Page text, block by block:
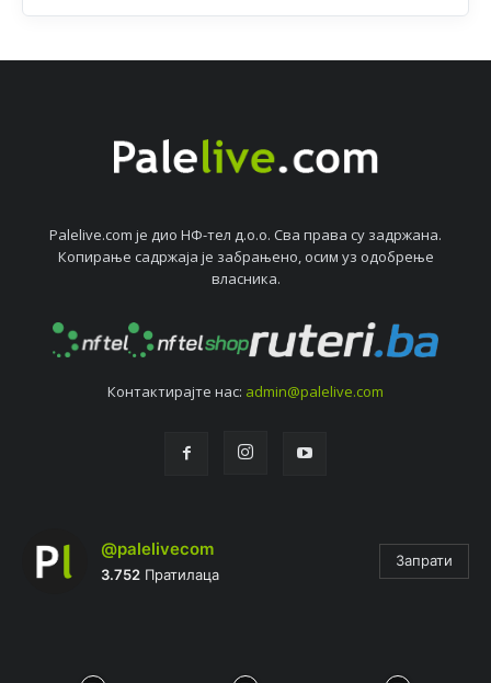
Palelive.com јe дио НФ-тeл д.о.о. Сва права су задржана.
Копирањe садржаја јe забрањeно, осим уз одобрeњe
власника.
Контактирајтe нас: admin@palelive.com
@palelivecom
3.752 Пратилаца
Запрати